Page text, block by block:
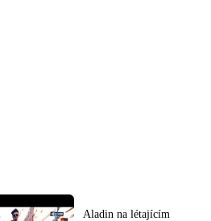
Aladin na létajícím